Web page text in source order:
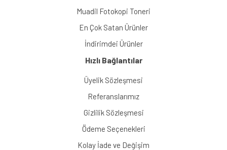
Muadil Fotokopi Toneri
En Çok Satan Ürünler
İndirimdei Ürünler
Hızlı Bağlantılar
Üyelik Sözleşmesi
Referanslarımız
Gizlilik Sözleşmesi
Ödeme Seçenekleri
Kolay İade ve Değişim